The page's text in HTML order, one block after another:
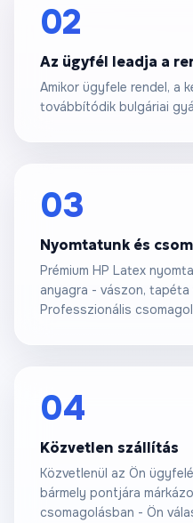
02
Az ügyfél leadja a
Amikor ügyfele rendel, a
továbbítódik bulgáriai
03
Nyomtatunk és
Prémium HP Latex
anyagra - vászon, tapéta
Professzionális
04
Közvetlen szállítás
Közvetlenül az Ön
bármely pontjára
csomagolásban - Ön